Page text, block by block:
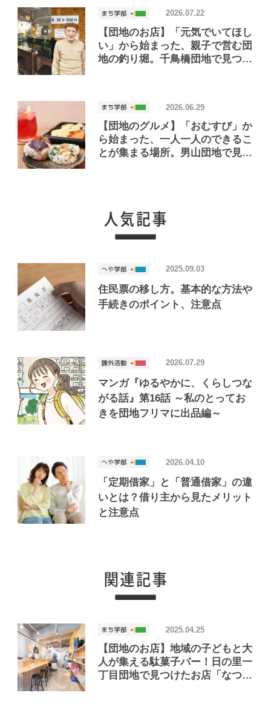
【団地のお店】「元気でいてほし
い」から始まった、親子で営む団
地の釣り堀。千鳥橋団地で見つけ
2026.07.22
【団地のグルメ】「おむすび」か
ら始まった、一人一人のできるこ
とが集まる場所。男山団地で見つ
2026.06.29
住民票の移し方。基本的な方法や
手続きのポイント、注意点
2025.09.03
マンガ『ゆるやかに、くらしつな
がる話』第16話 ～私のとってお
きを団地フリマに出品編～
2026.07.29
「定期借家」と「普通借家」の違
いとは？借り主から見たメリット
と注意点
2026.04.10
【団地のお店】地域の子どもと大
人が集える駄菓子バー！日の里一
丁目団地で見つけたお店「なつ菓
2025.04.25